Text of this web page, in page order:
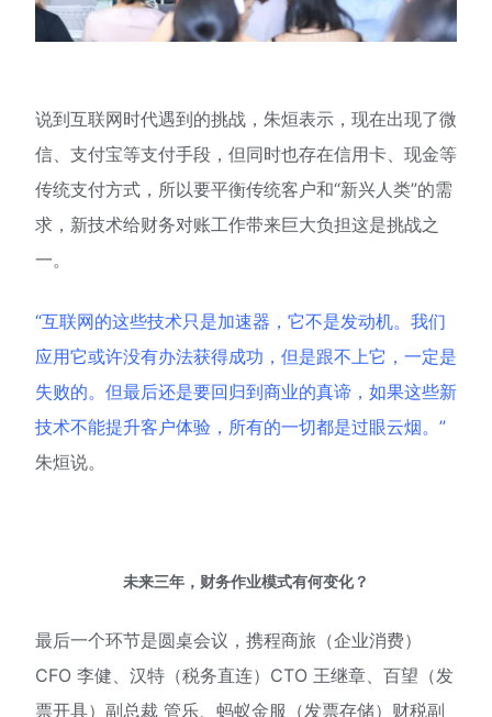
说到互联网时代遇到的挑战，朱烜表示，现在出现了微
信、支付宝等支付手段，但同时也存在信用卡、现金等
传统支付方式，所以要平衡传统客户和“新兴人类”的需
求，新技术给财务对账工作带来巨大负担这是挑战之
一。
“互联网的这些技术只是加速器，它不是发动机。我们
应用它或许没有办法获得成功，但是跟不上它，一定是
失败的。但最后还是要回归到商业的真谛，如果这些新
技术不能提升客户体验，所有的一切都是过眼云烟。”
朱烜说。
未来三年，财务作业模式有何变化？
最后一个环节是圆桌会议，携程商旅（企业消费）
CFO 李健、汉特（税务直连）CTO 王继章、百望（发
票开具）副总裁 管乐、蚂蚁金服（发票存储）财税副